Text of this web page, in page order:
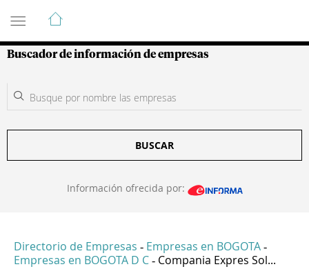
Guía de Empresas Colombianas
Buscador de información de empresas
BUSCAR
Información ofrecida por:
Directorio de Empresas - Empresas en BOGOTA -
Empresas en BOGOTA D C - Compania Expres Sol...